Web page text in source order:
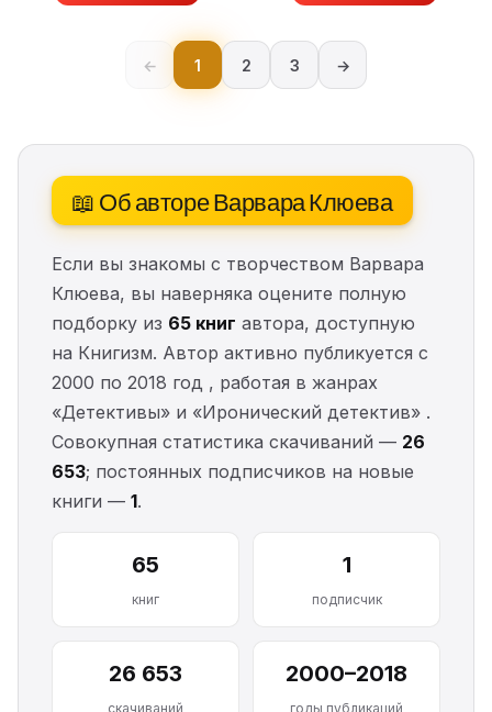
← 1 2 3 →
📖 Об авторе Варвара Клюева
Если вы знакомы с творчеством Варвара
Клюева, вы наверняка оцените полную
подборку из 65 книг автора, доступную
на Книгизм. Автор активно публикуется с
2000 по 2018 год , работая в жанрах
«Детективы» и «Иронический детектив» .
Совокупная статистика скачиваний — 26
653; постоянных подписчиков на новые
книги — 1.
65
книг
1
подписчик
26 653
скачиваний
2000–2018
годы публикаций